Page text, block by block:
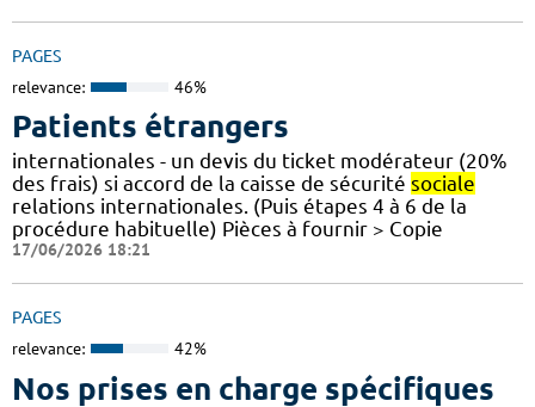
PAGES
relevance: 46%
Patients étrangers
internationales - un devis du ticket modérateur (20%
des frais) si accord de la caisse de sécurité sociale
relations internationales. (Puis étapes 4 à 6 de la
procédure habituelle) Pièces à fournir > Copie
17/06/2026 18:21
PAGES
relevance: 42%
Nos prises en charge spécifiques